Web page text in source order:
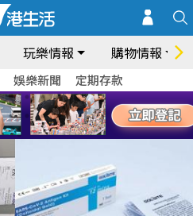
玩樂情報 購物情報
娛樂新聞 定期存款